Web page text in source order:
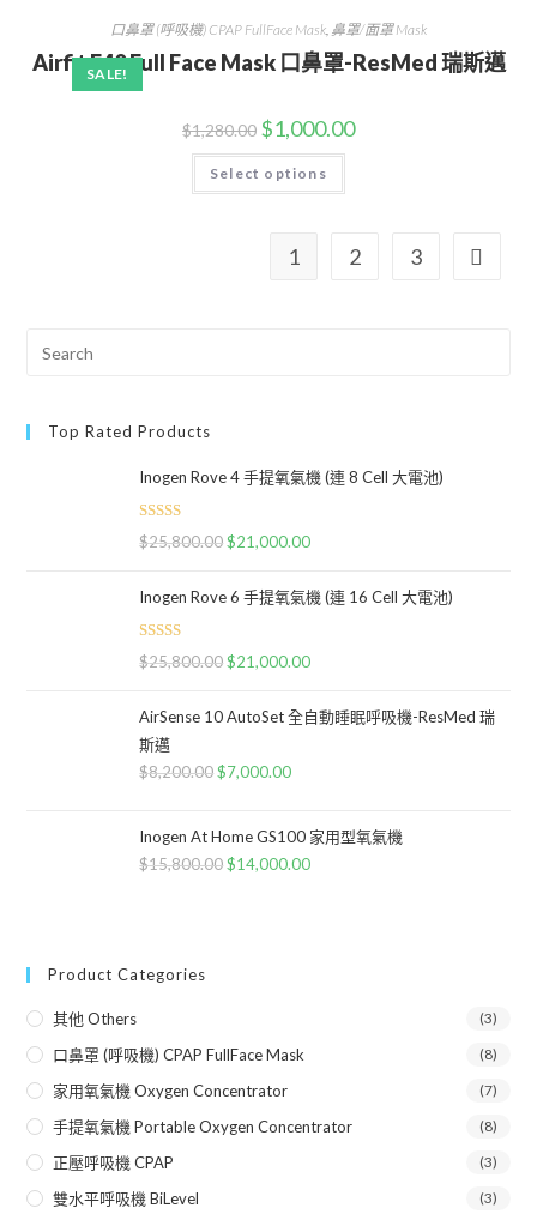
SALE!
口鼻罩 (呼吸機) CPAP FullFace Mask 鼻罩/面罩 Mask
Airfit F40 Full Face Mask 口鼻罩-ResMed 瑞斯邁
$1,280.00 $1,000.00
Select options
1 2 3
Top Rated Products
Inogen Rove 4 手提氧氣機 (連 8 Cell 大電池)
Rated5.00
$25,800.00 $21,000.00
Inogen Rove 6 手提氧氣機 (連 16 Cell 大電池)
Rated5.00
$25,800.00 $21,000.00
AirSense 10 AutoSet 全自動睡眠呼吸機-ResMed 瑞
斯邁
$8,200.00 $7,000.00
Inogen At Home GS100 家用型氧氣機
$15,800.00 $14,000.00
Product Categories
其他 Others (3)
口鼻罩 (呼吸機) CPAP FullFace Mask (8)
家用氧氣機 Oxygen Concentrator (7)
手提氧氣機 Portable Oxygen Concentrator (8)
正壓呼吸機 CPAP (3)
雙水平呼吸機 BiLevel (3)